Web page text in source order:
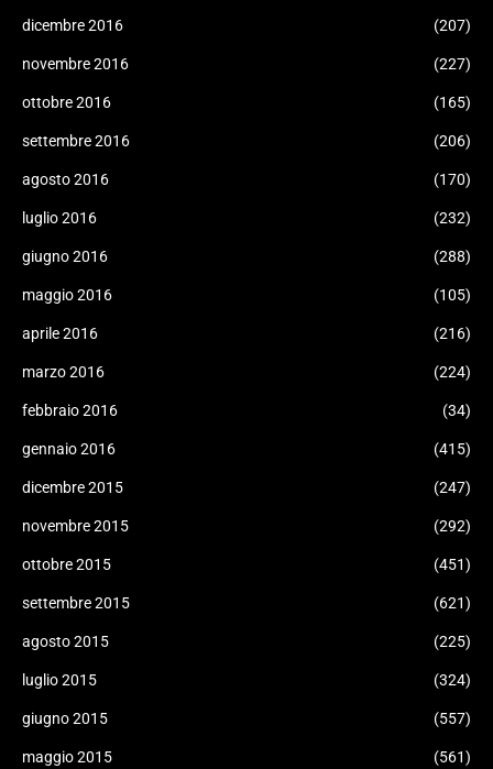
dicembre 2016 (207)
novembre 2016 (227)
ottobre 2016 (165)
settembre 2016 (206)
agosto 2016 (170)
luglio 2016 (232)
giugno 2016 (288)
maggio 2016 (105)
aprile 2016 (216)
marzo 2016 (224)
febbraio 2016 (34)
gennaio 2016 (415)
dicembre 2015 (247)
novembre 2015 (292)
ottobre 2015 (451)
settembre 2015 (621)
agosto 2015 (225)
luglio 2015 (324)
giugno 2015 (557)
maggio 2015 (561)